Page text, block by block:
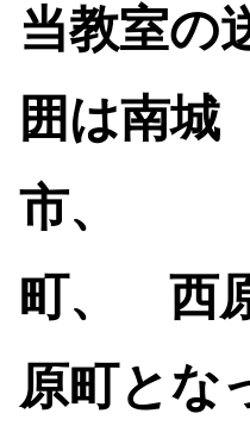
当教室の
囲は南城
市、
町、 西
原町とな